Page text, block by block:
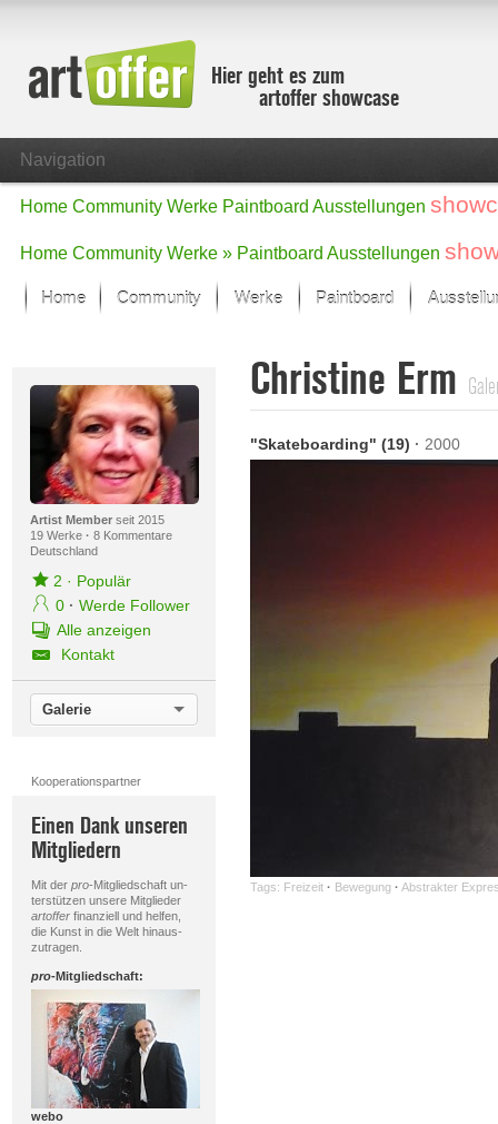
Hier geht es zum
artoffer showcase
Navigation
Home Community Werke Paintboard Ausstellungen
Home Community Werke » Paintboard Ausstellungen
Home Community Werke
Der letzte Monat im Fokus
Alle Fokus-Werke
Fokus-Werke
Paintboard
Artist Memberseit 2015
19 Werke · 8 Kommentare
Deutschland
2 · Populär
0 · Werde Follower
Alle anzeigen
Kontakt
Galerie
Kooperationspartner
Einen Dank unseren
Mitgliedern
Mit der pro-Mitgliedschaft un-
terstützen unsere Mitglieder
artofferfinanziell und helfen,
die Kunst in die Welt hinaus-
zutragen.
pro-Mitgliedschaft:
webo
Christine Erm
"Skateboarding" (19) · 2000
Tags: Freizeit · Bewegung · Abstrakter